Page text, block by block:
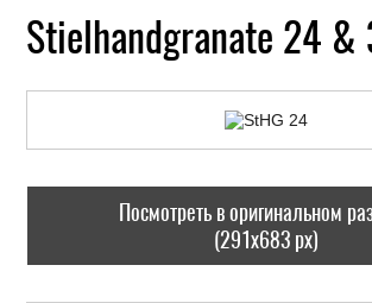
Stielhandgranate 24 &
Посмотреть в оригинальном
(291x683 px)